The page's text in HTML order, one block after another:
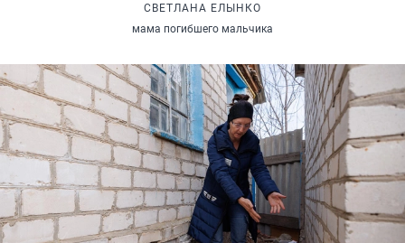
СВЕТЛАНА ЕЛЫНКО
мама погибшего мальчика